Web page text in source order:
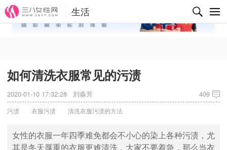
✕
生活
如何清洗衣服常见的污渍
2020-01-10 17:32:28 刘淼芳 409
污渍 衣服污渍 清洗衣服污渍的方法
女性的衣服一年四季难免都会不小心的染上各种污渍，尤
其是冬天厚重的衣服更难清洗，大家不要着急，那么当衣